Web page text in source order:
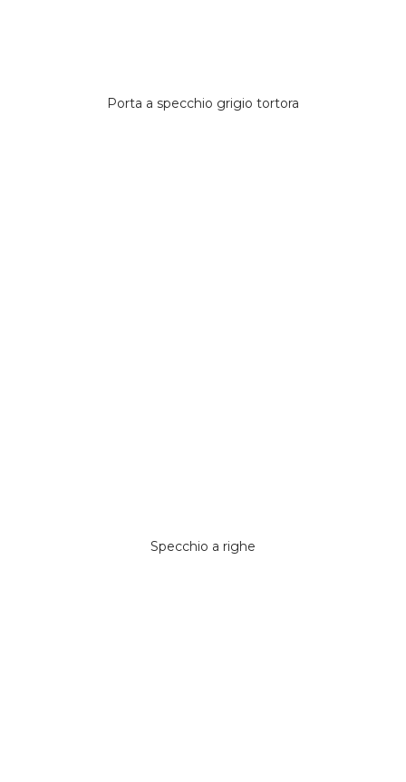
Porta a specchio grigio tortora
Specchio a righe